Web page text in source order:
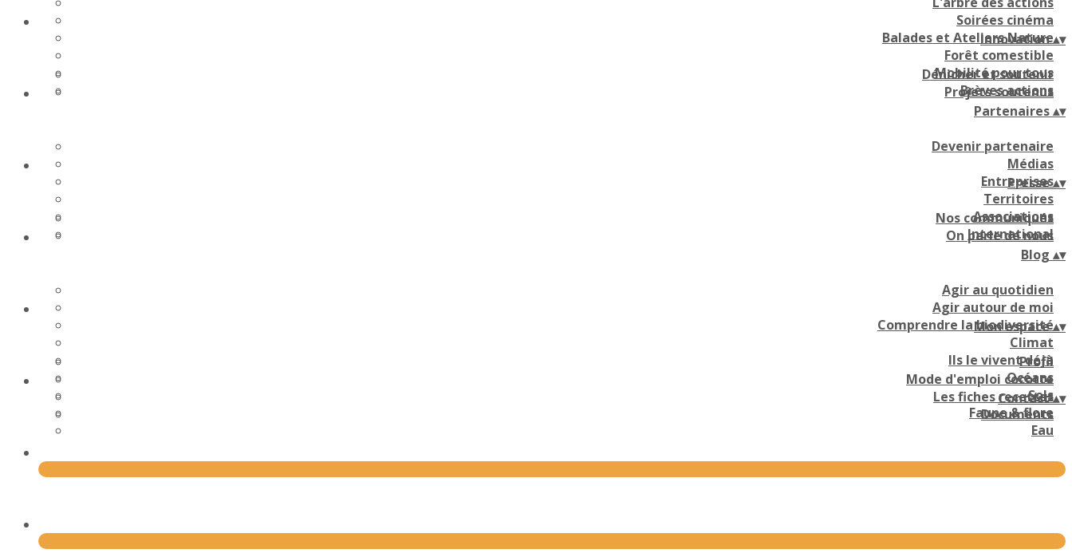
Soirées cinéma
Balades et Ateliers Nature
Forêt comestible
Mobilité pour tous
Brèves actions
Innovation▴▾
Dénicher et soutenir
Projets soutenus
Partenaires▴▾
Devenir partenaire
Médias
Entreprises
Territoires
Associations
International
Presse▴▾
Nos communiqués
On parle de nous
Blog ▴▾
Agir au quotidien
Agir autour de moi
Comprendre la biodiversité
Climat
Ils le vivent déjà
Océans
Sols
Faune & flore
Eau
Mon espace▴▾
Profil
Mode d'emploi cocotte
Les fiches recettes
Documents
Contact▴▾